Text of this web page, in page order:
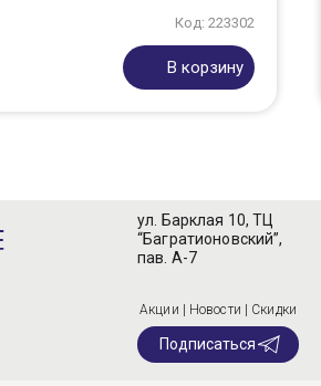
Код: 223302
В корзину
ул. Барклая 10, ТЦ
“Багратионовский”,
пав. А-7
Акции | Новости | Скидки
Подписаться